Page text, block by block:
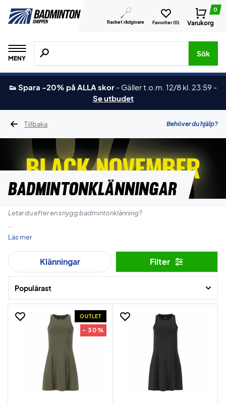
Racket rådgivare Favoriter (0)
0
Varukorg
MENY
Sök efter produkter, märken osv.
Sök
👟 Spara -20% på ALLA skor - Gäller t.o.m. 12/8 kl. 23:59 -
Se utbudet
Tillbaka Behöver du hjälp?
Badmintonklänningar
Letar du efter en snygg badmintonklänning?
I Badmintonshoppen har vi alltid ett urval av olika
Hitta din favorit här på sidan!
Läs mer
Klänningar Filter
Populärast
OUTLET
- 30%